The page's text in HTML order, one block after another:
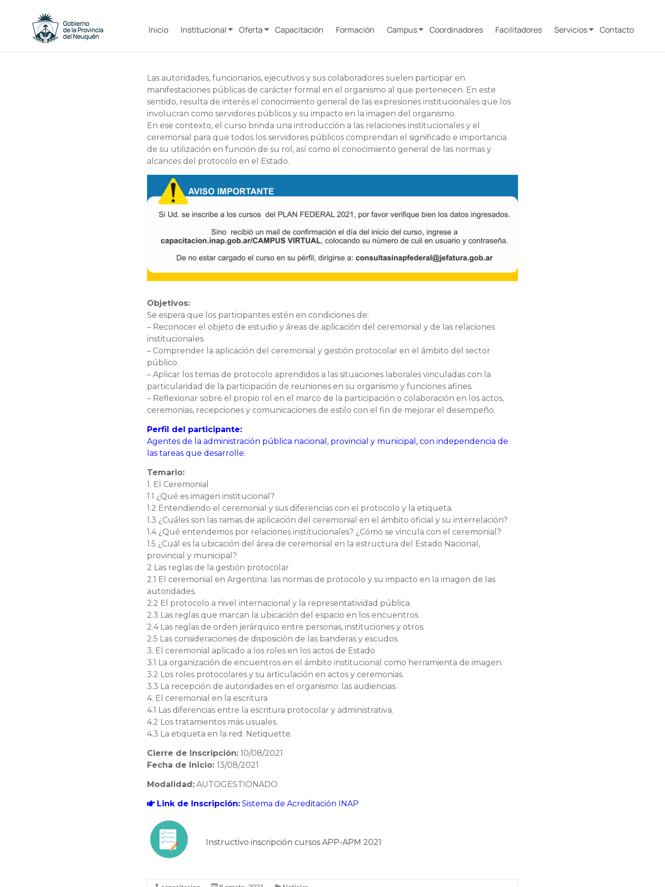
contenidoCapacitacion
y
Inicio Institucional Oferta Capacitación Formación Campus Coordinadores Facilitadores Servicios Contacto
Las autoridades, funcionarios, ejecutivos y sus colaboradores suelen participar en
manifestaciones públicas de carácter formal en el organismo al que pertenecen. En este
sentido, resulta de interés el conocimiento general de las expresiones institucionales que los
involucran como servidores públicos y su impacto en la imagen del organismo.
En ese contexto, el curso brinda una introducción a las relaciones institucionales y el
ceremonial para que todos los servidores públicos comprendan el significado e importancia
de su utilización en función de su rol, así como el conocimiento general de las normas y
alcances del protocolo en el Estado.
Objetivos:
Se espera que los participantes estén en condiciones de:
– Reconocer el objeto de estudio y áreas de aplicación del ceremonial y de las relaciones
institucionales.
– Comprender la aplicación del ceremonial y gestión protocolar en el ámbito del sector
público.
– Aplicar los temas de protocolo aprendidos a las situaciones laborales vinculadas con la
particularidad de la participación de reuniones en su organismo y funciones afines.
– Reflexionar sobre el propio rol en el marco de la participación o colaboración en los actos,
ceremonias, recepciones y comunicaciones de estilo con el fin de mejorar el desempeño.
Perfil del participante:
Agentes de la administración pública nacional, provincial y municipal, con independencia de
las tareas que desarrolle.
Temario:
1. El Ceremonial
1.1 ¿Qué es imagen institucional?
1.2 Entendiendo el ceremonial y sus diferencias con el protocolo y la etiqueta.
1.3 ¿Cuáles son las ramas de aplicación del ceremonial en el ámbito oficial y su interrelación?
1.4 ¿Qué entendemos por relaciones institucionales? ¿Cómo se vincula con el ceremonial?
1.5 ¿Cuál es la ubicación del área de ceremonial en la estructura del Estado Nacional,
provincial y municipal?
2 Las reglas de la gestión protocolar
2.1 El ceremonial en Argentina: las normas de protocolo y su impacto en la imagen de las
autoridades.
2.2 El protocolo a nivel internacional y la representatividad pública.
2.3 Las reglas que marcan la ubicación del espacio en los encuentros.
2.4 Las reglas de orden jerárquico entre personas, instituciones y otros.
2.5 Las consideraciones de disposición de las banderas y escudos.
3. El ceremonial aplicado a los roles en los actos de Estado
3.1 La organización de encuentros en el ámbito institucional como herramienta de imagen.
3.2 Los roles protocolares y su articulación en actos y ceremonias.
3.3 La recepción de autoridades en el organismo: las audiencias.
4. El ceremonial en la escritura
4.1 Las diferencias entre la escritura protocolar y administrativa.
4.2 Los tratamientos más usuales.
4.3 La etiqueta en la red: Netiquette.
Cierre de Inscripción: 10/08/2021
Fecha de Inicio: 13/08/2021
Modalidad: AUTOGESTIONADO
Link de Inscripción: Sistema de Acreditación INAP
Instructivo inscripción cursos APP-APM 2021